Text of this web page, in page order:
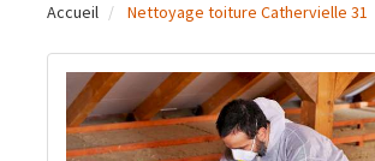
Accueil Nettoyage toiture Cathervielle 31